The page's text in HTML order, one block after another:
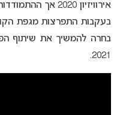
אירוויזיון 2020
בעקבות התפרצות מגפת
בחרה להמשיך את שיתוף
2021.